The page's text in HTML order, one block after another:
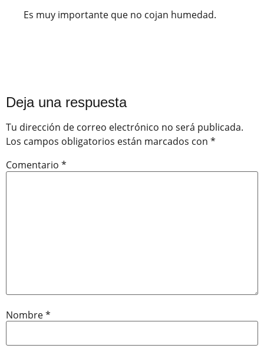
Es muy importante que no cojan humedad.
Deja una respuesta
Tu dirección de correo electrónico no será publicada.
Los campos obligatorios están marcados con *
Comentario *
Nombre*